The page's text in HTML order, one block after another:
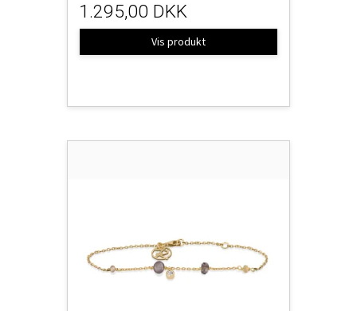
1.295,00 DKK
Vis produkt